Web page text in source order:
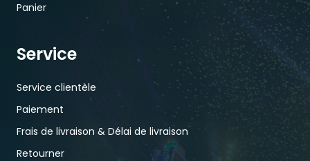
Panier
Service
Service clientèle
Paiement
Frais de livraison & Délai de livraison
Retourner